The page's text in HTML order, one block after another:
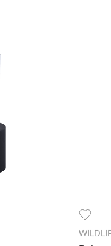
Aby dokonać bardziej
Niezbędne pliki cookie są
Korzystamy z Google Analytics,
Kod śledzący Google Analytics
profilu użytkownika. Ponadto,